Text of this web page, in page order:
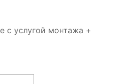
с услугой монтажа +